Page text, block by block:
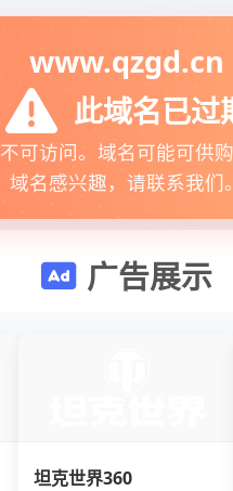
www.qzgd.cn
此域名已过
可访问。域名可能可供
域名感兴趣，请联系我们
广告展示
坦克世界360